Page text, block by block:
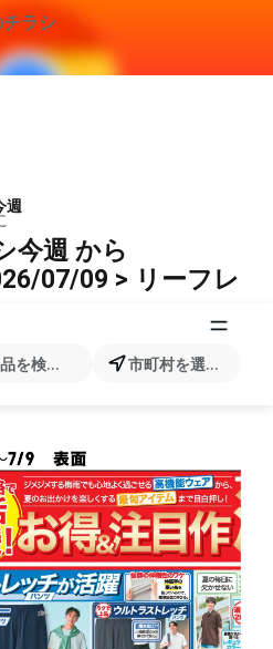
ラシ
を検索... 市町村を選択します
週
今週 から
07/09 > リーフレ